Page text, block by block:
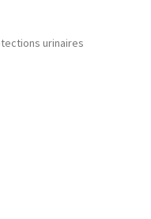
urinaires